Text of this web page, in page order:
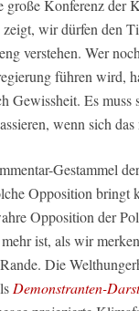
große Konferenz der
zeigt, wir dürfen den
verstehen. Wer
führen wird,
Gewissheit. Es muss
wenn sich
Gestammel
Opposition bringt
Opposition der
ist, als wir
Die
Demonstranten-